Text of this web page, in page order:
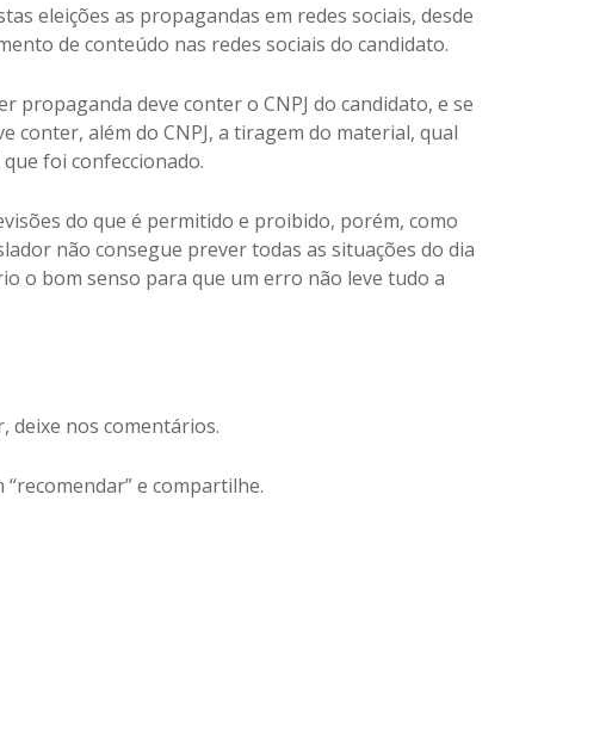
eleições as propagandas em redes sociais, desde
de conteúdo nas redes sociais do candidato.
propaganda deve conter o CNPJ do candidato, e se
conter, além do CNPJ, a tiragem do material, qual
foi confeccionado.
do que é permitido e proibido, porém, como
não consegue prever todas as situações do dia
o bom senso para que um erro não leve tudo a
deixe nos comentários.
e compartilhe.